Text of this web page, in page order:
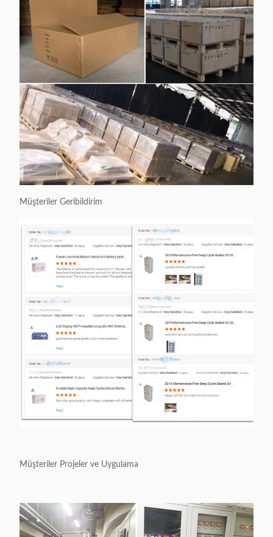
Müşteriler Geribildirim
Müşteriler Projeler ve Uygulama